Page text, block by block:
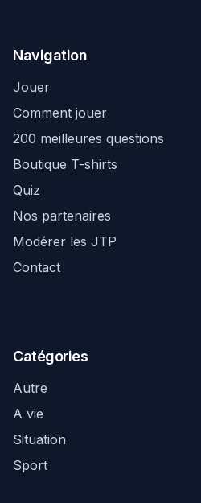
Navigation
Jouer
Comment jouer
200 meilleures questions
Boutique T-shirts
Quiz
Nos partenaires
Modérer les JTP
Contact
Catégories
Autre
A vie
Situation
Sport